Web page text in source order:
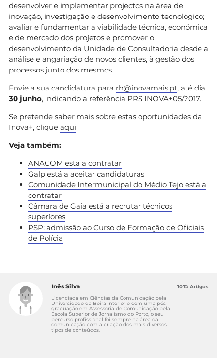
desenvolver e implementar projectos na área de
inovação, investigação e desenvolvimento tecnológico;
avaliar e fundamentar a viabilidade técnica, económica
e de mercado dos projetos e promover o
desenvolvimento da Unidade de Consultadoria desde a
análise e angariação de novos clientes, à gestão dos
processos junto dos mesmos.
Envie a sua candidatura para rh@inovamais.pt, até dia
30 junho, indicando a referência PRS INOVA+05/2017.
Se pretende saber mais sobre estas oportunidades da
Inova+, clique aqui!
Veja também:
ANACOM está a contratar
Galp está a aceitar candidaturas
Comunidade Intermunicipal do Médio Tejo está a
contratar
Câmara de Gaia está a recrutar técnicos
superiores
PSP: admissão ao Curso de Formação de Oficiais
de Polícia
Inês Silva
Licenciada em Ciências da Comunicação pela
Universidade da Beira Interior e com uma pós-
graduação em Assessoria de Comunicação pela
Escola Superior de Jornalismo do Porto, o seu
percurso profissional foi sempre na área da
comunicação com a criação dos mais diversos
tipos de conteúdos.
1074 Artigos